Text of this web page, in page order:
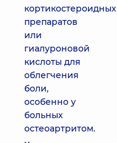
кортикостероидных
препаратов
или
гиалуроновой
кислоты для
облегчения
боли,
особенно у
больных
остеоартритом.